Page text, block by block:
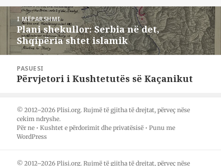
d
a
n
i
m
e
t
ë
j
e
r
ë
F
a
c
e
b
(
d
a
h
e
t
m
e
e
r
ë
r
m
e
t
n
d
a
r
ë
m
e
t
e
r
ë
a
p
Lëvizje
te
postimet
I MËPARSHMI
Postimi
i
mëparshëm:
Plani shekullor: Serbia në det,
Shqipëria shtet islamik
PASUESI
Postimi
Përvjetori i Kushtetutës së Kaçanikut
© 2012–2026 Plisi.org. Rujmë të gjitha të drejtat, përveç nëse
cekim ndryshe.
Për ne •Kushtet e përdorimit dhe privatësisë •Punu me
WordPress
© 2012–2026 Plisi.org. Rujmë të gjitha të drejtat, përveç nëse